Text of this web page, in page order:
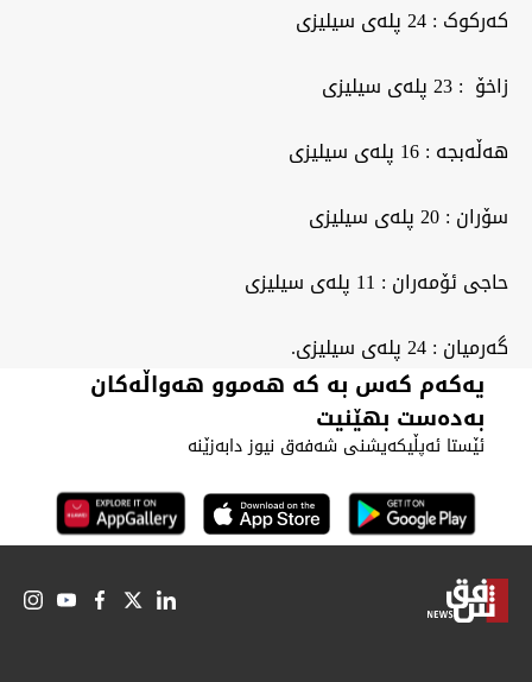
کەرکوک : 24 پلەی سیلیزی
زاخۆ : 23 پلەی سیلیزی
هەڵەبجە : 16 پلەی سیلیزی
سۆران : 20 پلەی سیلیزی
حاجی ئۆمەران : 11 پلەی سیلیزی
گەرمیان : 24 پلەی سیلیزی.
یەکەم کەس بە کە هەموو هەواڵەکان
بەدەست بهێنیت
ئێستا ئەپڵیکەیشنی شەفەق نیوز دابەزێنە